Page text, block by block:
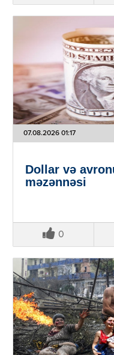
07.08.2026 01:17
Dollar və
məzənnəsi
0